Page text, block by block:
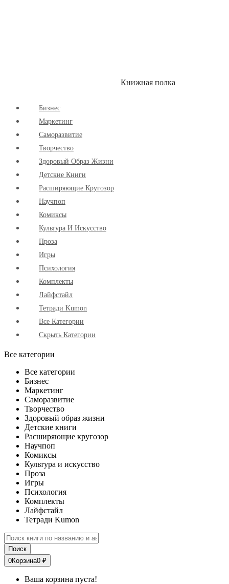
Книжная полка
Бизнес
Маркетинг
Cаморазвитие
Творчество
Здоровый Образ Жизни
Детские Книги
Расширяющие Кругозор
Научпоп
Комиксы
Культура И Искусство
Проза
Игры
Психология
Комплекты
Лайфстайл
Тетради Kumon
Все Категории
Скрыть Категории
Все категории
Все категории
Бизнес
Маркетинг
Саморазвитие
Творчество
Здоровый образ жизни
Детские книги
Расширяющие кругозор
Научпоп
Комиксы
Культура и искусство
Проза
Игры
Психология
Комплекты
Лайфстайл
Тетради Kumon
Поиск
0Корзина0 ₽
Ваша корзина пуста!